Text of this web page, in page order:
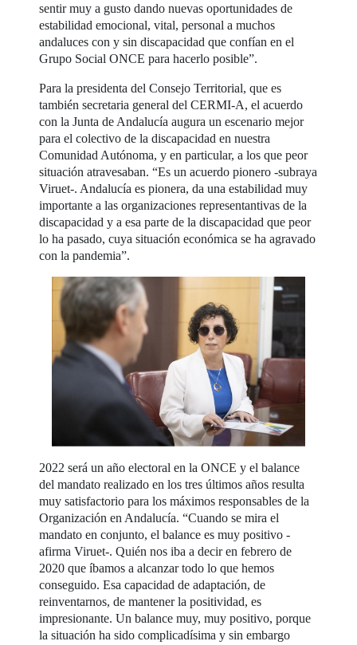
sentir muy a gusto dando nuevas oportunidades de
estabilidad emocional, vital, personal a muchos
andaluces con y sin discapacidad que confían en el
Grupo Social ONCE para hacerlo posible”.
Para la presidenta del Consejo Territorial, que es
también secretaria general del CERMI-A, el acuerdo
con la Junta de Andalucía augura un escenario mejor
para el colectivo de la discapacidad en nuestra
Comunidad Autónoma, y en particular, a los que peor
situación atravesaban. “Es un acuerdo pionero -subraya
Viruet-. Andalucía es pionera, da una estabilidad muy
importante a las organizaciones representantivas de la
discapacidad y a esa parte de la discapacidad que peor
lo ha pasado, cuya situación económica se ha agravado
con la pandemia”.
2022 será un año electoral en la ONCE y el balance
del mandato realizado en los tres últimos años resulta
muy satisfactorio para los máximos responsables de la
Organización en Andalucía. “Cuando se mira el
mandato en conjunto, el balance es muy positivo -
afirma Viruet-. Quién nos iba a decir en febrero de
2020 que íbamos a alcanzar todo lo que hemos
conseguido. Esa capacidad de adaptación, de
reinventarnos, de mantener la positividad, es
impresionante. Un balance muy, muy positivo, porque
la situación ha sido complicadísima y sin embargo